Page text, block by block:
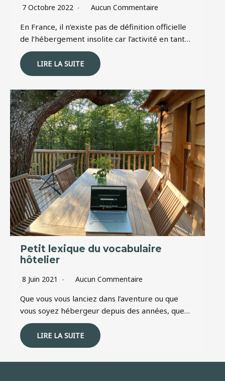
7 Octobre 2022 Aucun Commentaire
En France, il n’existe pas de définition officielle
de l’hébergement insolite car l’activité en tant…
LIRE LA SUITE
Petit lexique du vocabulaire
hôtelier
8 Juin 2021 Aucun Commentaire
Que vous vous lanciez dans l’aventure ou que
vous soyez hébergeur depuis des années, que…
LIRE LA SUITE